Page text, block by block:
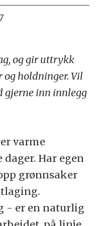
og gir uttrykk
og holdninger. Vil
gjerne inn innlegg
varme
Har egen
grønnsaker
- er en naturlig